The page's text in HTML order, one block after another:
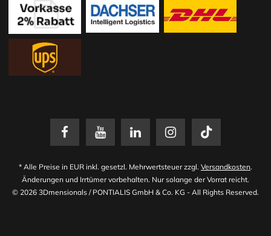
* Alle Preise in EUR inkl. gesetzl. Mehrwertsteuer zzgl. Versandkosten.
Änderungen und Irrtümer vorbehalten. Nur solange der Vorrat reicht.
© 2026 3Dmensionals / PONTIALIS GmbH & Co. KG - All Rights Reserved.​